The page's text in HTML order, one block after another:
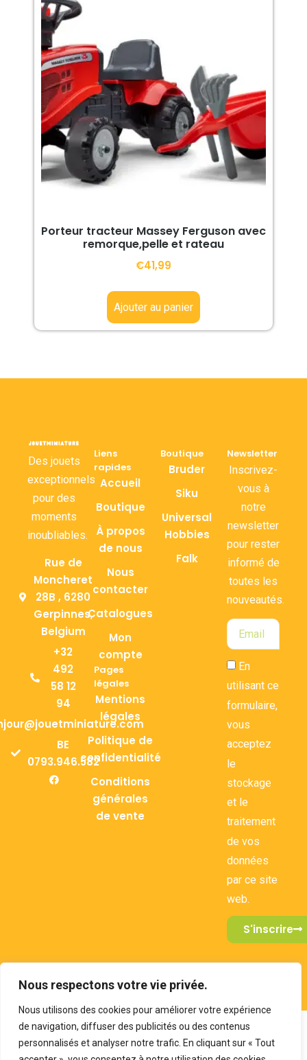
Nous respectons votre vie privée.
Nous utilisons des cookies pour améliorer votre expérience
de navigation, diffuser des publicités ou des contenus
personnalisés et analyser notre trafic. En cliquant sur « Tout
Porteur tracteur Massey Ferguson avec
remorque,pelle et rateau
€41,99
Ajouter au panier
Des jouets
exceptionnels
pour des
moments
inoubliables.
Rue de
Moncheret
28B , 6280
Gerpinnes,
Belgium
+32
492
58 12
94
BE
0793.946.582
Liens
rapides
Accueil
Boutique
À propos
de nous
Nous
contacter
Catalogues
Mon
compte
Pages
légales
Mentions
légales
Politique de
confidentialité
Conditions
générales
de vente
Boutique
Bruder
Siku
Universal
Hobbies
Falk
Newsletter
Inscrivez-
vous à
notre
newsletter
pour rester
informé de
toutes les
nouveautés.
En
utilisant ce
formulaire,
vous
acceptez
le
stockage
et le
traitement
de vos
données
par ce site
web.
S'inscrire
2026 Design by e-comeo